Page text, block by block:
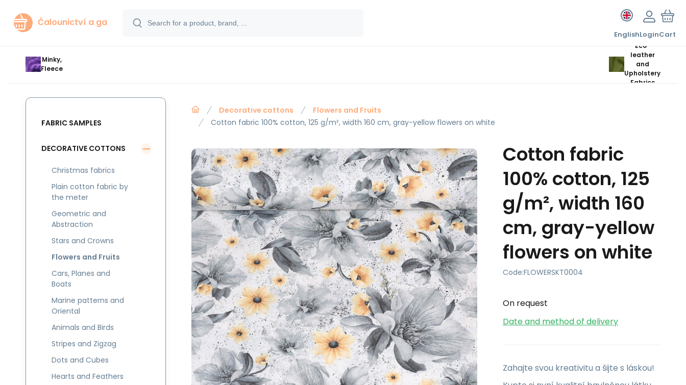
Čalounictví a ga
EnglishLoginCart
Minky,
Fleece
Eco-
leather
and
Upholstery
Fabrics
Decorative cottons
Flowers and Fruits
Cotton fabric 100% cotton, 125 g/m², width 160 cm, gray-yellow flowers on white
Cotton fabric
100% cotton, 125
g/m², width 160
cm, gray-yellow
flowers on white
Code:FLOWERSKT0004
On request
Date and method of delivery
Zahajte svou kreativitu a šijte s láskou!
FABRIC SAMPLES
DECORATIVE COTTONS
Christmas fabrics
Plain cotton fabric by
the meter
Geometric and
Abstraction
Stars and Crowns
Flowers and Fruits
Cars, Planes and
Boats
Marine patterns and
Oriental
Animals and Birds
Stripes and Zigzag
Dots and Cubes
Hearts and Feathers